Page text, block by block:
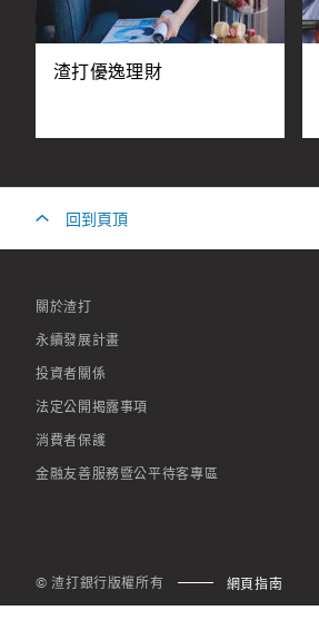
渣打優逸理財
回到頁頂
關於渣打
永續發展計畫
投資者關係
法定公開揭露事項
消費者保護
金融友善服務暨公平待客專區
© 渣打銀行版權所有 網頁指南